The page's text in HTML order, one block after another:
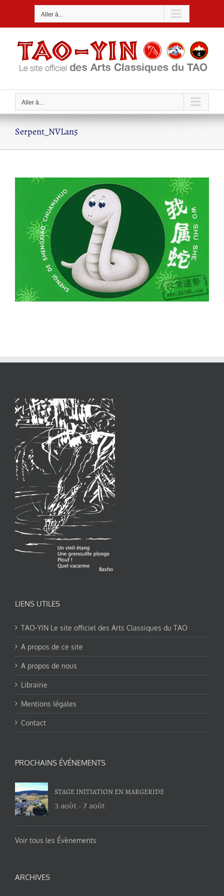
Aller à...
Aller à...
Serpent_NVLan5
LIENS UTILES
TAO-YIN Le site officiel des Arts Classiques du TAO
A propos de ce site
A propos de nous
Librairie
Mentions légales
Contact
PROCHAINS ÉVÉNEMENTS
STAGE INITIATION EN MARGERIDE
3 août - 7 août
Voir tous les Évènements
ARCHIVES